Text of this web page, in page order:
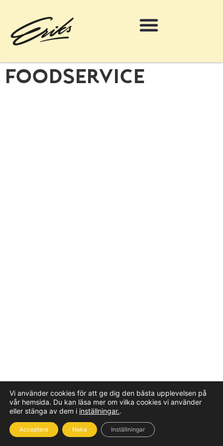
Foodservice
Vi använder cookies för att ge dig den bästa upplevelsen på
vår hemsida. Du kan läsa mer om vilka cookies vi använder
eller stänga av dem i inställningar..
Acceptera Neka Inställningar